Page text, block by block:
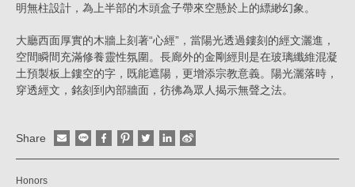
明無柱設計，為上半部的木頭盒子帶來空懸於上的縹緲幻象。
大廳西面厚實的木牆上刻著“心經”，當陽光透過鏤刻的經文灑進，
空間瞬間充滿修養靈性氛圍。長廊外的金剛經則是在玻璃纖維混凝
土預製板上鏤空的字，既能遮陽，更增添宗教意義。陽光灑落時，
穿透經文，銘刻到內部牆面，彷彿為眾人揭示無聲之法。
Share
Honors